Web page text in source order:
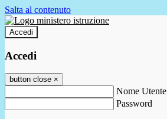
Salta al contenuto
Accedi
Accedi
button close ×
Nome Utente
Password